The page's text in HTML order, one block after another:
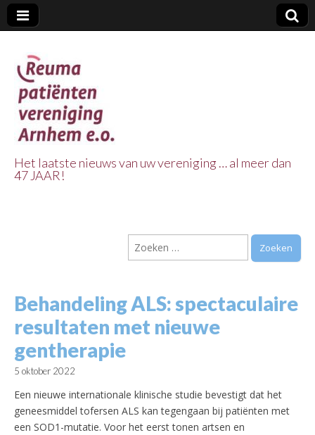
Vereniging
Arnhem e.o.
Het laatste nieuws van uw vereniging … al meer dan
47 JAAR!
Zoeken
naar:
Behandeling ALS: spectaculaire
resultaten met nieuwe
gentherapie
5 oktober 2022
Een nieuwe internationale klinische studie bevestigt dat het
geneesmiddel tofersen ALS kan tegengaan bij patiënten met
een SOD1-mutatie. Voor het eerst tonen artsen en